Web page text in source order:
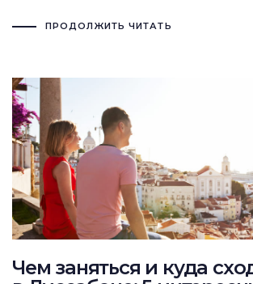
ПРОДОЛЖИТЬ ЧИТАТЬ
Чем заняться и куда